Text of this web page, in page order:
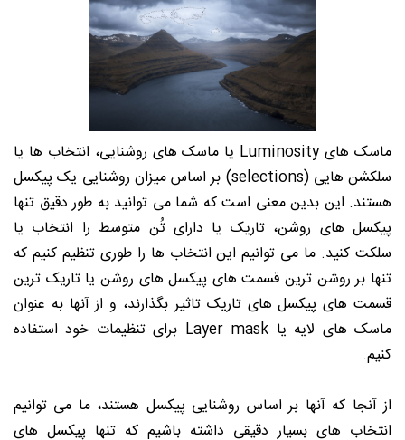
ماسک های Luminosity یا ماسک های روشنایی، انتخاب ها یا
سلکشن هایی (selections) بر اساس میزان روشنایی یک پیکسل
هستند. این بدین معنی است که شما می توانید به طور دقیق تنها
پیکسل های روشن، تاریک یا دارای تُن متوسط را انتخاب یا
سلکت کنید. ما می توانیم این انتخاب ها را طوری تنظیم کنیم که
تنها بر روشن ترین قسمت های پیکسل های روشن یا تاریک ترین
قسمت های پیکسل های تاریک تاثیر بگذارند، و از آنها به عنوان
ماسک های لایه یا Layer mask برای تنظیمات خود استفاده
کنیم.
از آنجا که آنها بر اساس روشنایی پیکسل هستند، ما می توانیم
انتخاب های بسیار دقیقی داشته باشیم که تنها پیکسل های